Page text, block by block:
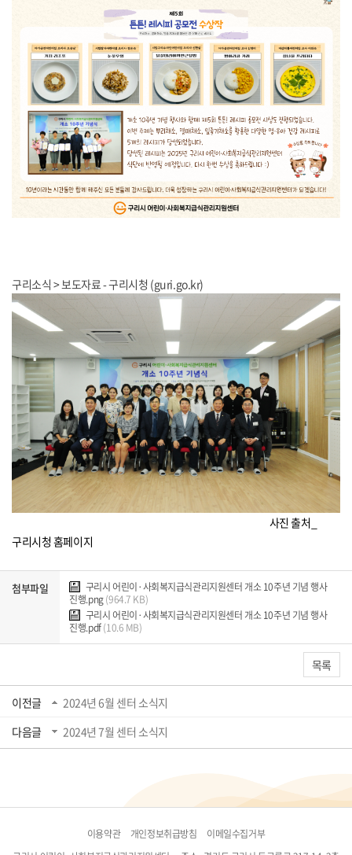
구리소식 > 보도자료 - 구리시청 (guri.go.kr)
사진 출처_
구리시청 홈페이지
첨부파일
구리시 어린이·사회복지급식관리지원센터 개소 10주년 기념 행사
진행.png(964.7 KB)
구리시 어린이·사회복지급식관리지원센터 개소 10주년 기념 행사
진행.pdf(10.6 MB)
목록
이전글
2024년 6월 센터 소식지
다음글
2024년 7월 센터 소식지
이용약관 개인정보취급방침
이메일수집거부